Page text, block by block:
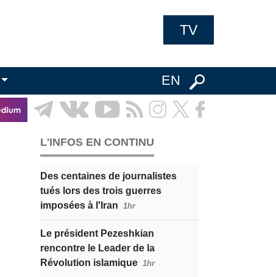
TV
EN
L'INFOS EN CONTINU
Des centaines de journalistes
tués lors des trois guerres
imposées à l'Iran 1hr
Le président Pezeshkian
rencontre le Leader de la
Révolution islamique 1hr